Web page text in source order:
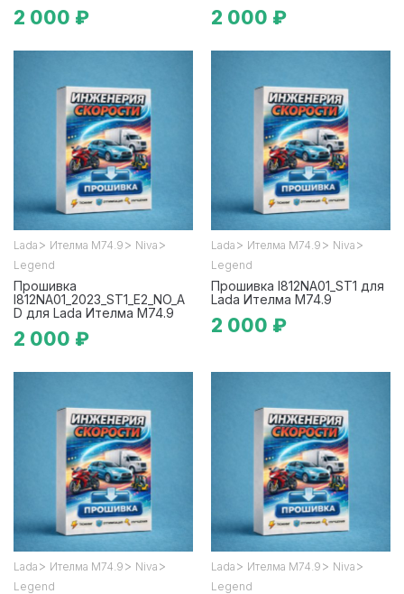
2 000 ₽ 2 000 ₽
Lada > Ителма М74.9 > Niva >
Legend
Прошивка
I812NA01_2023_ST1_E2_NO_A
D для Lada Ителма М74.9
2 000 ₽
Lada > Ителма М74.9 > Niva >
Legend
Прошивка I812NA01_ST1 для
Lada Ителма М74.9
2 000 ₽
Lada > Ителма М74.9 > Niva >
Legend
Lada > Ителма М74.9 > Niva >
Legend